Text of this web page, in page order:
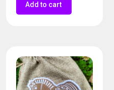
Add to cart